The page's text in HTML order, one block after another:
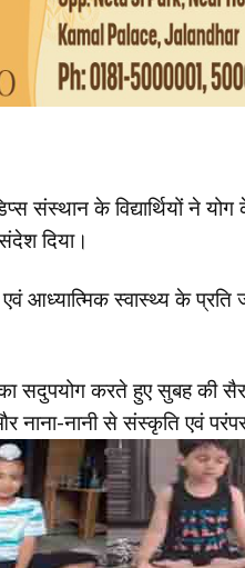
संस्थान के विद्यार्थियों ने
दिया।
एवं आध्यात्मिक स्वास्थ्य के
सदुपयोग करते हुए सुबह की
नाना-नानी से संस्कृति एवं